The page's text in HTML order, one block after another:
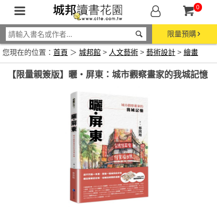
0
限量預購
您現在的位置： 首頁 ＞ 城邦館 > 人文藝術 > 藝術設計 > 繪畫
【限量親簽版】曬‧屏東：城市觀察畫家的我城記憶